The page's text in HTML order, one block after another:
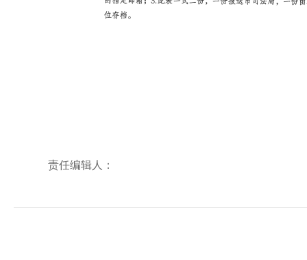
责任编辑人：